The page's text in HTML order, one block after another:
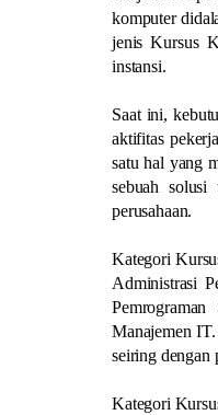
komputer
jenis Kursus
instansi.
Saat ini,
aktifitas
satu hal yang
sebuah solusi
perusahaan.
Kategori
Administrasi
Manajemen
seiring dengan
Kategori